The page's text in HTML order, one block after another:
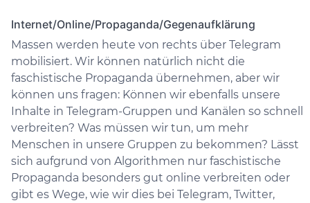
Internet/Online/Propaganda/Gegenaufklärung
Massen werden heute von rechts über Telegram
mobilisiert. Wir können natürlich nicht die
faschistische Propaganda übernehmen, aber wir
können uns fragen: Können wir ebenfalls unsere
Inhalte in Telegram-Gruppen und Kanälen so schnell
verbreiten? Was müssen wir tun, um mehr
Menschen in unsere Gruppen zu bekommen? Lässt
sich aufgrund von Algorithmen nur faschistische
Propaganda besonders gut online verbreiten oder
gibt es Wege, wie wir dies bei Telegram, Twitter,